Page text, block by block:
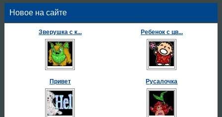
Новое на сайте
Зверушка с к... Ребенок с цв...
Привет Русалочка